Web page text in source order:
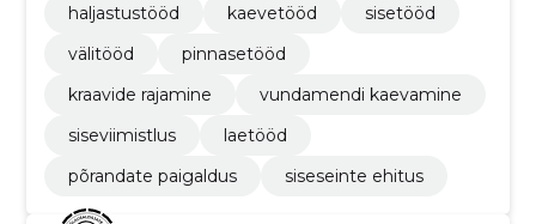
haljastustööd
kaevetööd
sisetööd
välitööd
pinnasetööd
kraavide rajamine
vundamendi kaevamine
siseviimistlus
laetööd
põrandate paigaldus
siseseinte ehitus